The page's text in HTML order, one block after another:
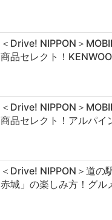
＜Drive! NIPPON＞
商品セレクト！
＜Drive! NIPPON＞
商品セレクト！アルパイ
＜Drive! NIPPON＞道の
赤城」の楽しみ方！グル